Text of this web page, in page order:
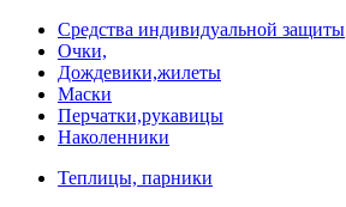
Средства индивидуальной защиты
Очки,
Дождевики,жилеты
Маски
Перчатки,рукавицы
Наколенники
Теплицы, парники